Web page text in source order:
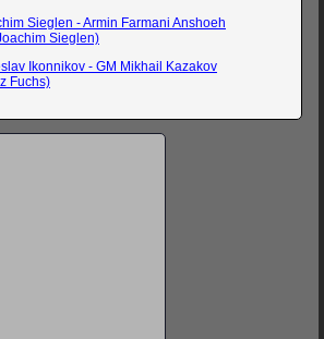
Sieglen - Armin Farmani Anshoeh
Sieglen)
Ikonnikov - GM Mikhail Kazakov
Fuchs)